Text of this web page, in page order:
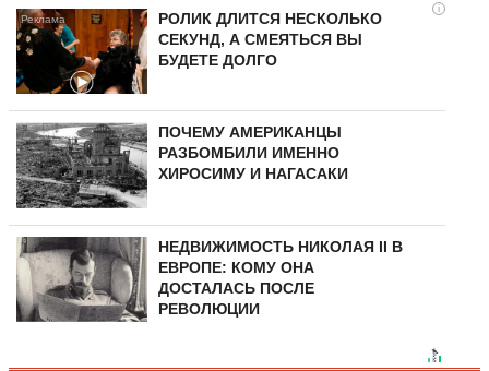
i
РОЛИК ДЛИТСЯ НЕСКОЛЬКО
СЕКУНД, А СМЕЯТЬСЯ ВЫ
БУДЕТЕ ДОЛГО
ПОЧЕМУ АМЕРИКАНЦЫ
РАЗБОМБИЛИ ИМЕННО
ХИРОСИМУ И НАГАСАКИ
НЕДВИЖИМОСТЬ НИКОЛАЯ II В
ЕВРОПЕ: КОМУ ОНА
ДОСТАЛАСЬ ПОСЛЕ
РЕВОЛЮЦИИ